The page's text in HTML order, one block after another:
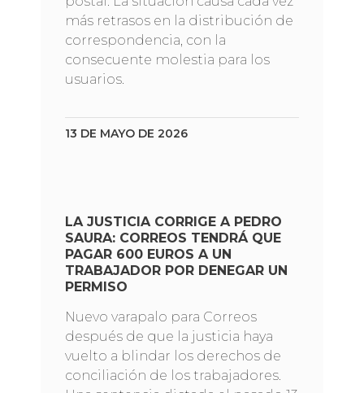
más retrasos en la distribución de
correspondencia, con la
consecuente molestia para los
usuarios.
13 DE MAYO DE 2026
LA JUSTICIA CORRIGE A PEDRO
SAURA: CORREOS TENDRÁ QUE
PAGAR 600 EUROS A UN
TRABAJADOR POR DENEGAR UN
PERMISO
Nuevo varapalo para Correos
después de que la justicia haya
vuelto a blindar los derechos de
conciliación de los trabajadores.